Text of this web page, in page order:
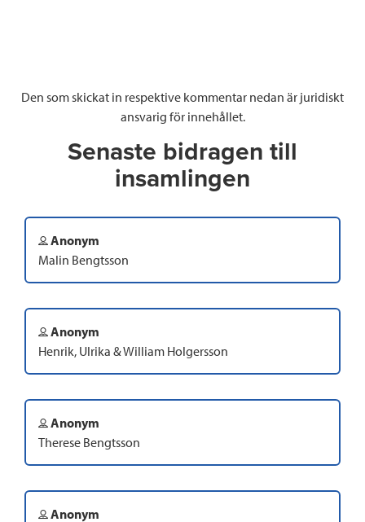
Den som skickat in respektive kommentar nedan är juridiskt
ansvarig för innehållet.
Senaste bidragen till
insamlingen
Anonym
Malin Bengtsson
Anonym
Henrik, Ulrika & William Holgersson
Anonym
Therese Bengtsson
Anonym